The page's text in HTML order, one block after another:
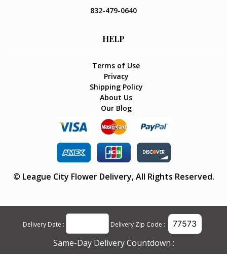
Delivery Date : Delivery Zip Code :
Same-Day Delivery Countdown :
832-479-0640
HELP
Terms of Use
Privacy
Shipping Policy
About Us
Our Blog
© League City Flower Delivery, All Rights Reserved.